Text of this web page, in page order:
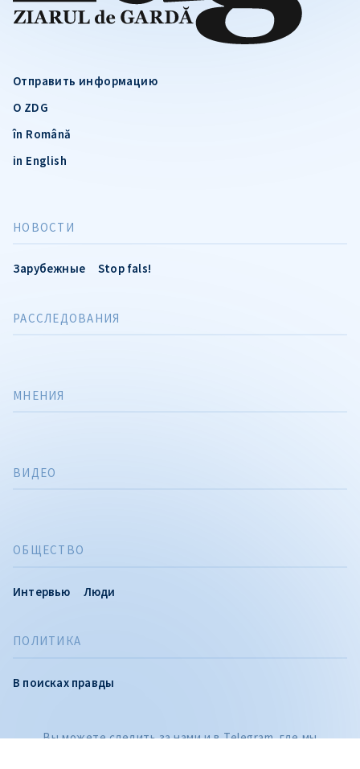
Отправить информацию
О ZDG
în Română
in English
НОВОСТИ
Зарубежные Stop fals!
ПОЛИТИКА
В поисках правды
РАССЛЕДОВАНИЯ
ОБЩЕСТВО
Интервью Люди
МНЕНИЯ
ВИДЕО
Вы можете следить за нами и в Telegram, где мы